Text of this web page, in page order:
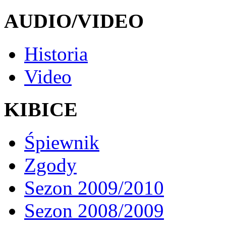
AUDIO/VIDEO
Historia
Video
KIBICE
Śpiewnik
Zgody
Sezon 2009/2010
Sezon 2008/2009